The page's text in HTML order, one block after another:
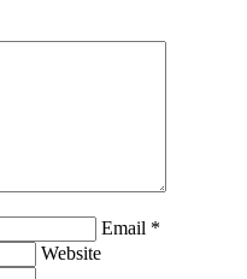
Email *
Website